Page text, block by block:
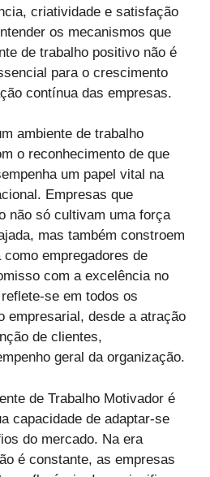
criatividade e satisfação
os mecanismos que
de trabalho positivo não é
para o crescimento
contínua das empresas.
ambiente de trabalho
o reconhecimento de que
um papel vital na
Empresas que
não só cultivam uma força
mas também constroem
empregadores de
com a excelência no
se em todos os
empresarial, desde a atração
de clientes,
geral da organização.
de Trabalho Motivador é
capacidade de adaptar-se
do mercado. Na era
é constante, as empresas